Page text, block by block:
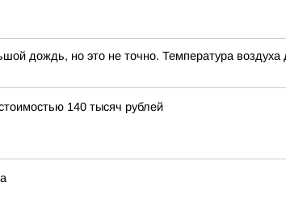
дождь, но это не точно. Температура
140 тысяч рублей